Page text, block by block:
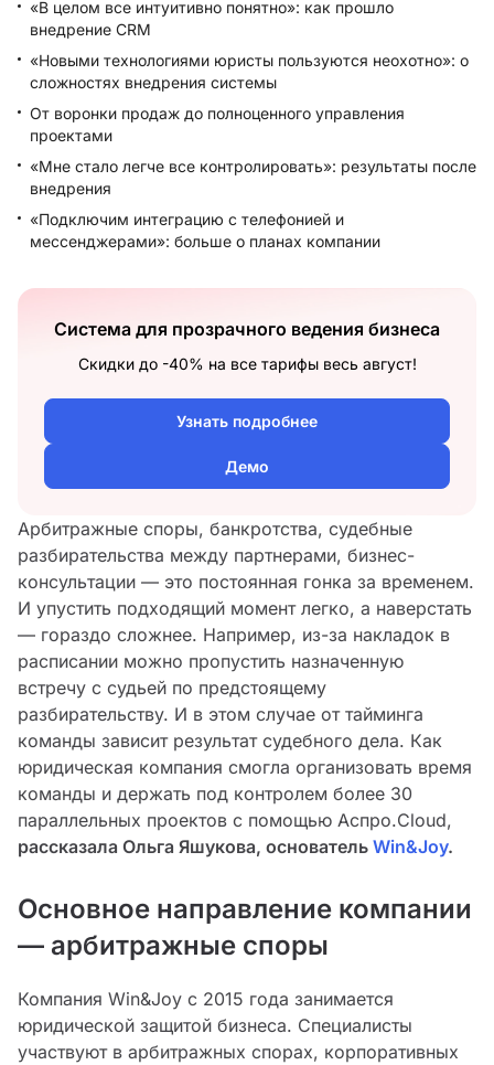
Арбитражные споры, банкротства, судебные
разбирательства между партнерами, бизнес-
консультации — это постоянная гонка за временем.
И упустить подходящий момент легко, а наверстать
— гораздо сложнее. Например, из-за накладок в
расписании можно пропустить назначенную
встречу с судьей по предстоящему
разбирательству. И в этом случае от тайминга
команды зависит результат судебного дела. Как
юридическая компания смогла организовать время
команды и держать под контролем более 30
параллельных проектов с помощью Аспро.Cloud,
рассказала Ольга Яшукова, основатель Win&Joy.
Основное направление компании
— арбитражные споры
Компания Win&Joy с 2015 года занимается
юридической защитой бизнеса. Специалисты
участвуют в арбитражных спорах, корпоративных
«В целом все интуитивно понятно»: как прошло
внедрение CRM
«Новыми технологиями юристы пользуются неохотно»: о
сложностях внедрения системы
От воронки продаж до полноценного управления
проектами
«Мне стало легче все контролировать»: результаты после
внедрения
«Подключим интеграцию с телефонией и
мессенджерами»: больше о планах компании
Система для прозрачного ведения бизнеса
Скидки до -40% на все тарифы весь август!
Узнать подробнее
Демо